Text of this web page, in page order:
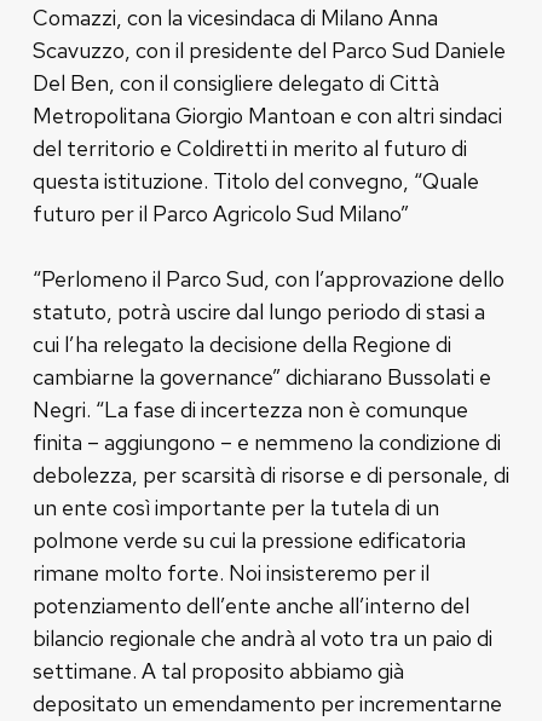
Comazzi, con la vicesindaca di Milano Anna
Scavuzzo, con il presidente del Parco Sud Daniele
Del Ben, con il consigliere delegato di Città
Metropolitana Giorgio Mantoan e con altri sindaci
del territorio e Coldiretti in merito al futuro di
questa istituzione. Titolo del convegno, “Quale
futuro per il Parco Agricolo Sud Milano”
“Perlomeno il Parco Sud, con l’approvazione dello
statuto, potrà uscire dal lungo periodo di stasi a
cui l’ha relegato la decisione della Regione di
cambiarne la governance” dichiarano Bussolati e
Negri. “La fase di incertezza non è comunque
finita – aggiungono – e nemmeno la condizione di
debolezza, per scarsità di risorse e di personale, di
un ente così importante per la tutela di un
polmone verde su cui la pressione edificatoria
rimane molto forte. Noi insisteremo per il
potenziamento dell’ente anche all’interno del
bilancio regionale che andrà al voto tra un paio di
settimane. A tal proposito abbiamo già
depositato un emendamento per incrementarne